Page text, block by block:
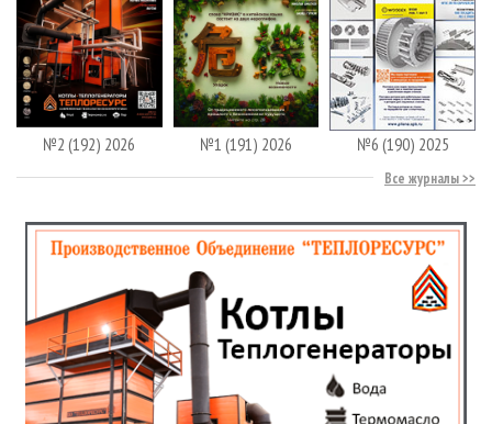
№2 (192) 2026 №1 (191) 2026 №6 (190) 2025
Все журналы